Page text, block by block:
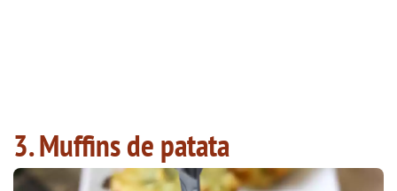
3. Muffins de patata